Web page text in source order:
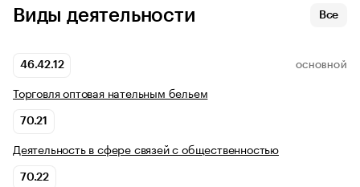
Виды деятельности Все
46.42.12 ОСНОВНОЙ
Торговля оптовая нательным бельем
70.21
Деятельность в сфере связей с общественностью
70.22